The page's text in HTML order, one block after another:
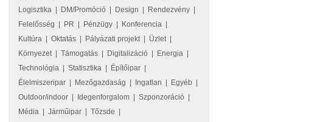
Logisztika
DM/Promóció Design Rendezvény
Felelősség
PR Pénzügy Konferencia
Kultúra
Oktatás Pályázati projekt| Üzlet|
Környezet| Támogatás Digitalizáció Energia
Technológia
Statisztika Építőipar
Élelmiszeripar
Mezőgazdaság Ingatlan Egyéb
Outdoor/indoor
Idegenforgalom Szponzoráció
Média
Járműipar Tőzsde